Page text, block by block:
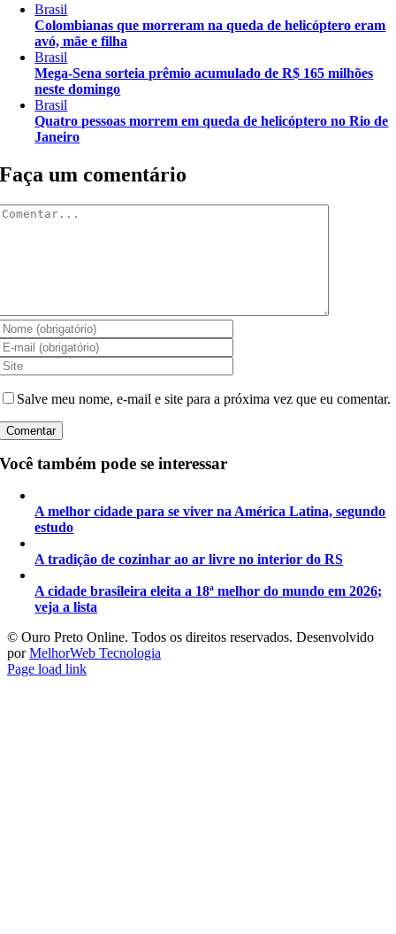
Brasil
Colombianas que morreram na queda de helicóptero eram
avó, mãe e filha
Brasil
Mega-Sena sorteia prêmio acumulado de R$ 165 milhões
neste domingo
Brasil
Quatro pessoas morrem em queda de helicóptero no Rio de
Janeiro
Faça um comentário
Salve meu nome, e-mail e site para a próxima vez que eu comentar.
Você também pode se interessar
A melhor cidade para se viver na América Latina, segundo
estudo
A tradição de cozinhar ao ar livre no interior do RS
A cidade brasileira eleita a 18ª melhor do mundo em 2026;
veja a lista
©️ Ouro Preto Online. Todos os direitos reservados. Desenvolvido
porMelhorWeb Tecnologia
Page load link